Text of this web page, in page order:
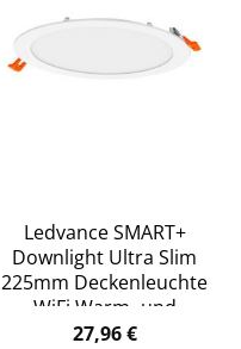
Ledvance SMART+
Downlight Ultra Slim
225mm Deckenleuchte
WiFi Warm- und
Kaltweiß – weiß
27,96€